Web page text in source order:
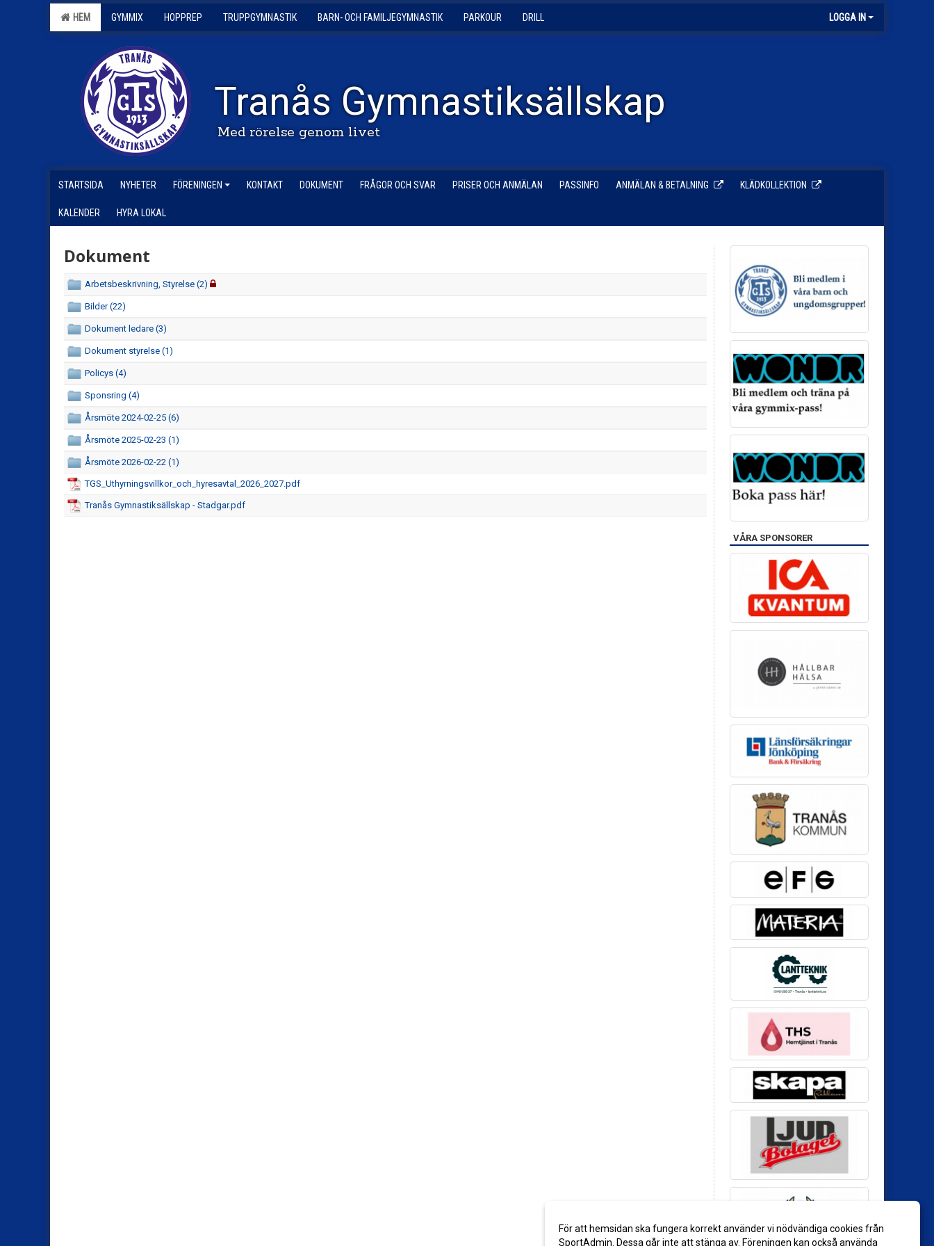
HEM GYMMIX HOPPREP TRUPPGYMNASTIK BARN- OCH FAMILJEGYMNASTIK PARKOUR DRILL LOGGA IN
Tranås Gymnastiksällskap
Med rörelse genom livet
STARTSIDA NYHETER FÖRENINGEN KONTAKT DOKUMENT FRÅGOR OCH SVAR PRISER OCH ANMÄLAN PASSINFO ANMÄLAN & BETALNING KLÄDKOLLEKTION
KALENDER HYRA LOKAL
Dokument
Arbetsbeskrivning, Styrelse (2)
Bilder (22)
Dokument ledare (3)
Dokument styrelse (1)
Policys (4)
Sponsring (4)
Årsmöte 2024-02-25 (6)
Årsmöte 2025-02-23 (1)
Årsmöte 2026-02-22 (1)
TGS_Uthyrningsvillkor_och_hyresavtal_2026_2027.pdf
Tranås Gymnastiksällskap - Stadgar.pdf
VÅRA SPONSORER
För att hemsidan ska fungera korrekt använder vi nödvändiga cookies från
SportAdmin. Dessa går inte att stänga av. Föreningen kan också använda